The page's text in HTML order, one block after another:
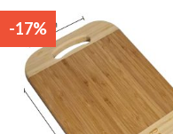
-17%